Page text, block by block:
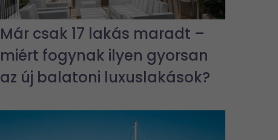
Már csak 17 lakás maradt –
miért fogynak ilyen gyorsan
az új balatoni luxuslakások?